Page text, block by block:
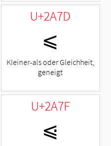
U+2A7D
⩽
Kleiner-als oder Gleichheit,
geneigt
U+2A7F
⩿